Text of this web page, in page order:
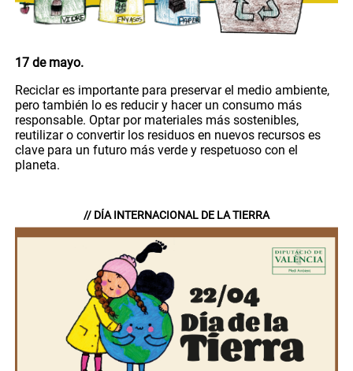
17 de mayo.
Reciclar es importante para preservar el medio ambiente,
pero también lo es reducir y hacer un consumo más
responsable. Optar por materiales más sostenibles,
reutilizar o convertir los residuos en nuevos recursos es
clave para un futuro más verde y respetuoso con el
planeta.
// DÍA INTERNACIONAL DE LA TIERRA